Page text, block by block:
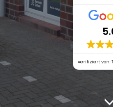
verifiziert von: